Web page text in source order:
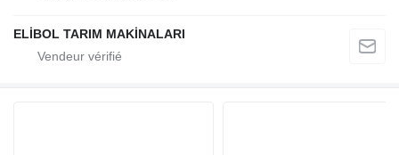
ELİBOL TARIM MAKİNALARI